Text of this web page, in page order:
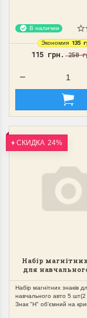
В наличии
Экономия 135
115 грн.250
СКИДКА 24%
Набір
для
Набір магнітних знаків
навчального авто 5 шт(2
Знак "Н" об'ємний на